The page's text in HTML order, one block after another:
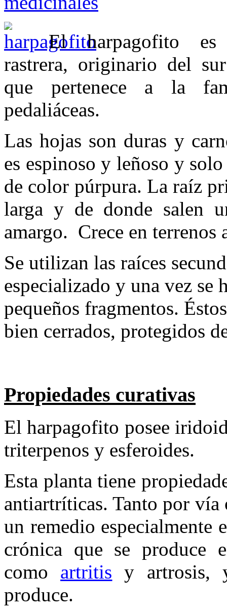
El harpagofito
rastrera, originario del
que pertenece a la
pedaliáceas.
Las hojas son duras y
es espinoso y leñoso y
de color púrpura. La raíz
larga y de donde salen
amargo. Crece en terrenos
Se utilizan las raíces
especializado y una vez se
pequeños fragmentos.
bien cerrados, protegidos
Propiedades curativas
El harpagofito posee
triterpenos y esferoides.
Esta planta tiene
antiartríticas. Tanto por
un remedio especialmente
crónica que se produce
como artritis y artrosis,
produce.